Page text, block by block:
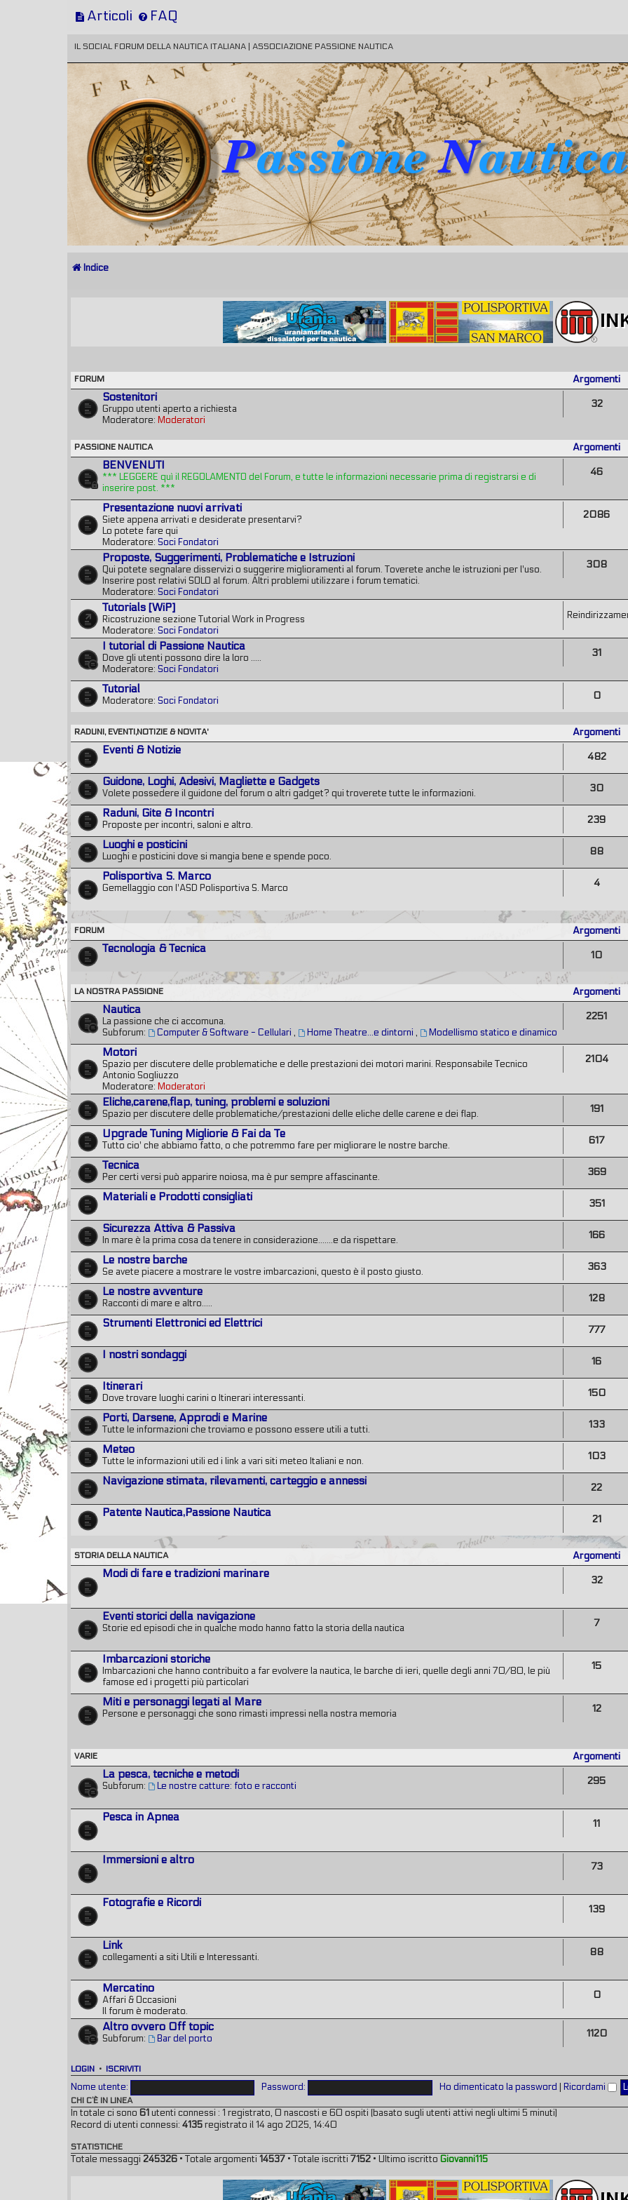
Articoli FAQ
IL SOCIAL FORUM DELLA NAUTICA ITALIANA | ASSOCIAZIONE PASSIONE NAUTICA
Indice
FORUM Argomenti
Sostenitori
Gruppo utenti aperto a richiesta
Moderatore: Moderatori
32
PASSIONE NAUTICA Argomenti
BENVENUTI
*** LEGGERE quì il REGOLAMENTO del Forum, e tutte le informazioni necessarie prima di registrarsi e di
inserire post. ***
46
Presentazione nuovi arrivati
Siete appena arrivati e desiderate presentarvi?
Lo potete fare qui
Moderatore: Soci Fondatori
2086
Proposte, Suggerimenti, Problematiche e Istruzioni
Qui potete segnalare disservizi o suggerire miglioramenti al forum. Toverete anche le istruzioni per l'uso.
Inserire post relativi SOLO al forum. Altri problemi utilizzare i forum tematici.
Moderatore: Soci Fondatori
308
Tutorials [WiP]
Ricostruzione sezione Tutorial Work in Progress
Moderatore: Soci Fondatori
I tutorial di Passione Nautica
Dove gli utenti possono dire la loro .....
Moderatore: Soci Fondatori
31
Tutorial
Moderatore: Soci Fondatori 0
RADUNI, EVENTI,NOTIZIE & NOVITA' Argomenti
Eventi & Notizie
482
Guidone, Loghi, Adesivi, Magliette e Gadgets
Volete possedere il guidone del forum o altri gadget? qui troverete tutte le informazioni. 30
Raduni, Gite & Incontri
Proposte per incontri, saloni e altro. 239
Luoghi e posticini
Luoghi e posticini dove si mangia bene e spende poco. 88
Polisportiva S. Marco
Gemellaggio con l'ASD Polisportiva S. Marco 4
FORUM Argomenti
Tecnologia & Tecnica
10
LA NOSTRA PASSIONE Argomenti
Nautica
La passione che ci accomuna.
Subforum:
Computer & Software - Cellulari , Home Theatre...e dintorni , Modellismo statico e dinamico
2251
Motori
Spazio per discutere delle problematiche e delle prestazioni dei motori marini. Responsabile Tecnico
Antonio Sogliuzzo
Moderatore: Moderatori
2104
Eliche,carene,flap, tuning, problemi e soluzioni
Spazio per discutere delle problematiche/prestazioni delle eliche delle carene e dei flap. 191
Upgrade Tuning Migliorie & Fai da Te
Tutto cio' che abbiamo fatto, o che potremmo fare per migliorare le nostre barche. 617
Tecnica
Per certi versi può apparire noiosa, ma è pur sempre affascinante. 369
Materiali e Prodotti consigliati
351
Sicurezza Attiva & Passiva
In mare è la prima cosa da tenere in considerazione.......e da rispettare. 166
Le nostre barche
Se avete piacere a mostrare le vostre imbarcazioni, questo è il posto giusto. 363
Le nostre avventure
Racconti di mare e altro..... 128
Strumenti Elettronici ed Elettrici
777
I nostri sondaggi
16
Itinerari
Dove trovare luoghi carini o Itinerari interessanti. 150
Porti, Darsene, Approdi e Marine
Tutte le informazioni che troviamo e possono essere utili a tutti. 133
Meteo
Tutte le informazioni utili ed i link a vari siti meteo Italiani e non. 103
Navigazione stimata, rilevamenti, carteggio e annessi
22
Patente Nautica,Passione Nautica
21
STORIA DELLA NAUTICA Argomenti
Modi di fare e tradizioni marinare
32
Eventi storici della navigazione
Storie ed episodi che in qualche modo hanno fatto la storia della nautica 7
Imbarcazioni storiche
Imbarcazioni che hanno contribuito a far evolvere la nautica, le barche di ieri, quelle degli anni 70/80, le più
famose ed i progetti più particolari
15
Miti e personaggi legati al Mare
Persone e personaggi che sono rimasti impressi nella nostra memoria 12
VARIE Argomenti
La pesca, tecniche e metodi
Subforum: Le nostre catture: foto e racconti 295
Pesca in Apnea
11
Immersioni e altro
73
Fotografie e Ricordi
139
Link
collegamenti a siti Utili e Interessanti. 88
Mercatino
Affari & Occasioni
Il forum è moderato.
0
Altro ovvero Off topic
Subforum: Bar del porto 1120
LOGIN • ISCRIVITI
Nome utente: Password: Ho dimenticato la password Ricordami
CHI C’È IN LINEA
In totale ci sono 61 utenti connessi : 1 registrato, 0 nascosti e 60 ospiti (basato sugli utenti attivi negli ultimi 5 minuti)
Record di utenti connessi: 4135registrato il 14 ago 2025, 14:40
STATISTICHE
Totale messaggi 245326 • Totale argomenti 14537 • Totale iscritti 7152 • Ultimo iscritto Giovanni115